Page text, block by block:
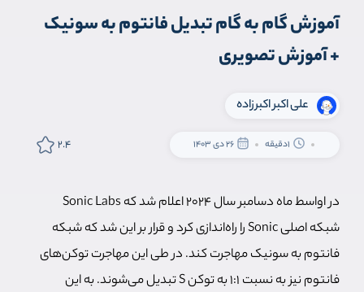
آموزش گام به گام تبدیل فانتوم به سونیک
+ آموزش تصویری
علی اکبر اکبرزاده
1دقیقه 26 دی 1403 2.4
در اواسط ماه دسامبر سال 2024 اعلام شد که Sonic Labs
شبکه اصلی Sonic را راه‌اندازی کرد و قرار بر این شد که شبکه
فانتوم به سونیک مهاجرت کند. در طی این مهاجرت توکن‌های
فانتوم نیز به نسبت 1:1 به توکن S تبدیل می‌شوند. به این